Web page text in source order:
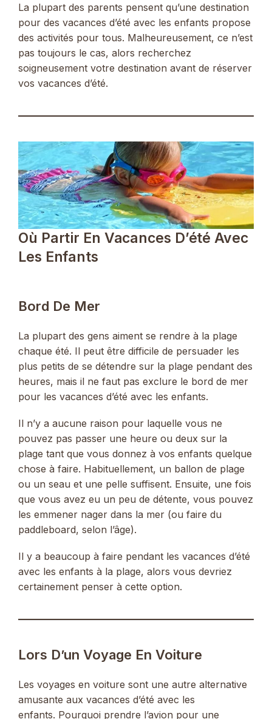
La plupart des parents pensent qu’une destination
pour des vacances d’été avec les enfants propose
des activités pour tous. Malheureusement, ce n’est
pas toujours le cas, alors recherchez
soigneusement votre destination avant de réserver
vos vacances d’été.
Où Partir En Vacances D’été Avec
Les Enfants
Bord De Mer
La plupart des gens aiment se rendre à la plage
chaque été. Il peut être difficile de persuader les
plus petits de se détendre sur la plage pendant des
heures, mais il ne faut pas exclure le bord de mer
pour les vacances d’été avec les enfants.
Il n’y a aucune raison pour laquelle vous ne
pouvez pas passer une heure ou deux sur la
plage tant que vous donnez à vos enfants quelque
chose à faire. Habituellement, un ballon de plage
ou un seau et une pelle suffisent. Ensuite, une fois
que vous avez eu un peu de détente, vous pouvez
les emmener nager dans la mer (ou faire du
paddleboard, selon l’âge).
Il y a beaucoup à faire pendant les vacances d’été
avec les enfants à la plage, alors vous devriez
certainement penser à cette option.
Lors D’un Voyage En Voiture
Les voyages en voiture sont une autre alternative
amusante aux vacances d’été avec les
enfants. Pourquoi prendre l’avion pour une